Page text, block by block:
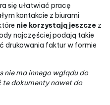
się ułatwiać pracę
kontakcie z biurami
nie korzystają jeszcze z
najczęściej podają takie
drukowania faktur w formie
nie ma innego wglądu do
te dokumenty nawet do